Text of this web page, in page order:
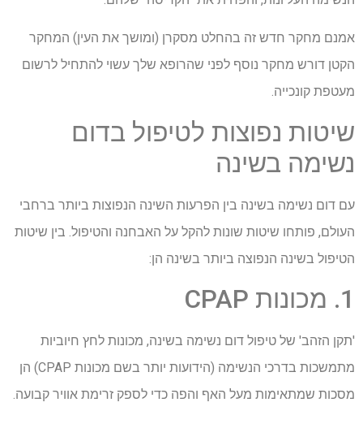
אמנם מחקר חדש זה בהחלט מסקרן (ומושך את העין) המחקר
הקטן דורש מחקר נוסף לפני שהרופא שלך עשוי להתחיל לרשום
מעטפת קונכייה.
שיטות נפוצות לטיפול בדום
נשימה בשינה
עם דום נשימה בשינה בין הפרעות השינה הנפוצות ביותר ברחבי
העולם, פותחו שיטות שונות להקל על האבחנה והטיפול. בין שיטות
הטיפול בשינה הנפוצה ביותר בשינה הן:
1. מכונות CPAP
'תקן הזהב' של טיפול דום נשימה בשינה, מכונות לחץ חיוביות
מתמשכות בדרכי הנשימה (הידועות יותר בשם מכונות CPAP) הן
מסכות שמתאימות מעל האף והפה כדי לספק זרימת אוויר קבועה.